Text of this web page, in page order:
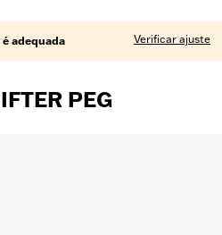
adequada Verificar ajuste
PEG